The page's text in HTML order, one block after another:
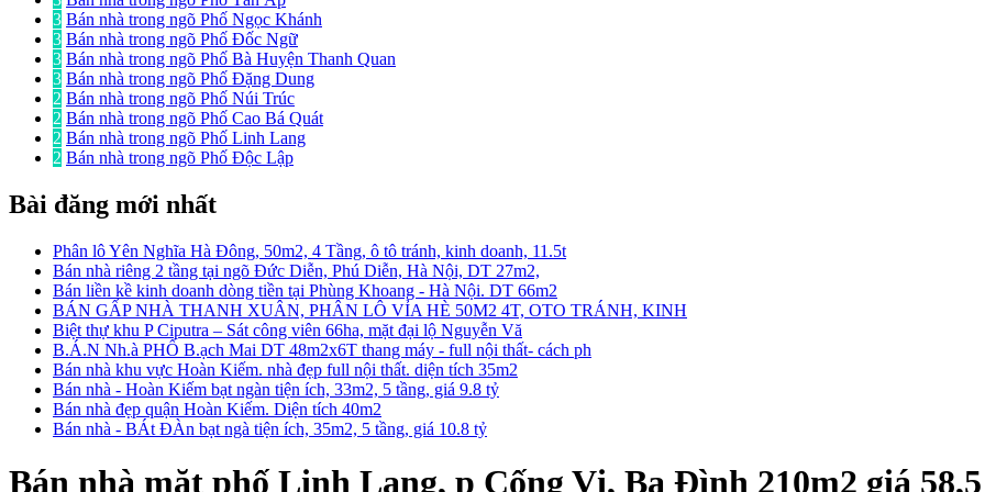
3 Bán nhà trong ngõ Phố Ngọc Khánh
3 Bán nhà trong ngõ Phố Đốc Ngữ
3 Bán nhà trong ngõ Phố Bà Huyện Thanh Quan
3 Bán nhà trong ngõ Phố Đặng Dung
2 Bán nhà trong ngõ Phố Núi Trúc
2 Bán nhà trong ngõ Phố Cao Bá Quát
2 Bán nhà trong ngõ Phố Linh Lang
2 Bán nhà trong ngõ Phố Độc Lập
Bài đăng mới nhất
Phân lô Yên Nghĩa Hà Đông, 50m2, 4 Tầng, ô tô tránh, kinh doanh, 11.5t
Bán nhà riêng 2 tầng tại ngõ Đức Diễn, Phú Diễn, Hà Nội, DT 27m2,
Bán liền kề kinh doanh dòng tiền tại Phùng Khoang - Hà Nội. DT 66m2
BÁN GẤP NHÀ THANH XUÂN, PHÂN LÔ VỈA HÈ 50M2 4T, OTO TRÁNH, KINH
Biệt thự khu P Ciputra – Sát công viên 66ha, mặt đại lộ Nguyễn Vă
B.Á.N Nh.à PHỐ B.ạch Mai DT 48m2x6T thang máy - full nội thất- cách ph
Bán nhà khu vực Hoàn Kiếm. nhà đẹp full nội thất. diện tích 35m2
Bán nhà - Hoàn Kiếm bạt ngàn tiện ích, 33m2, 5 tầng, giá 9.8 tỷ
Bán nhà đẹp quận Hoàn Kiếm. Diện tích 40m2
Bán nhà - BÁt ĐÀn bạt ngà tiện ích, 35m2, 5 tầng, giá 10.8 tỷ
Bán nhà mặt phố Linh Lang, p Cống Vị, Ba Đình 210m2 giá